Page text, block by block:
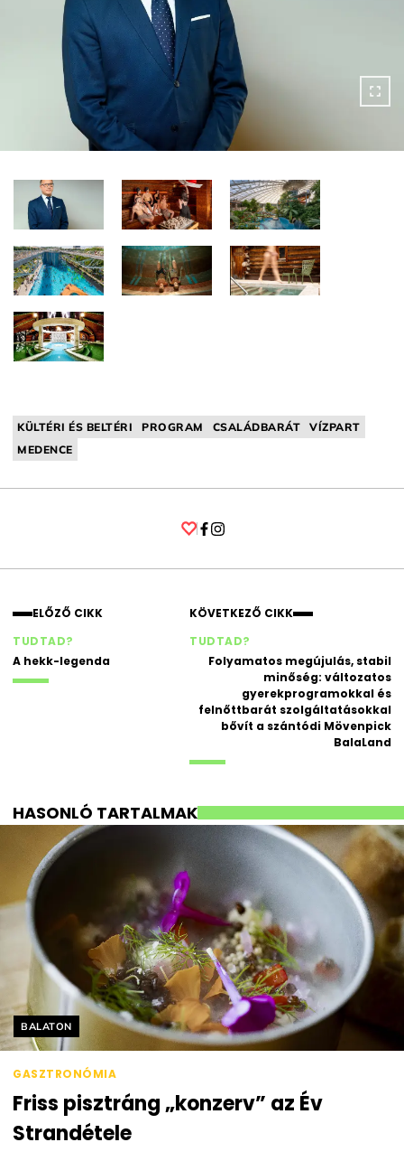
KÜLTÉRI ÉS BELTÉRI PROGRAM CSALÁDBARÁT
VÍZPART
MEDENCE
ELŐZŐ CIKK
TUDTAD?
A hekk-legenda
KÖVETKEZŐ CIKK
TUDTAD?
Folyamatos megújulás, stabil
minőség: változatos
gyerekprogramokkal és
felnőttbarát szolgáltatásokkal
bővít a szántódi Mövenpick
BalaLand
HASONLÓ TARTALMAK
Helyszín címkék:
BALATON
GASZTRONÓMIA
Friss pisztráng „konzerv” az Év
Strandétele